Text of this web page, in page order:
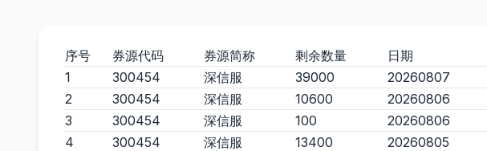
序号 券源代码 券源简称 剩余数量
日期
1
300454 深信服 39000
20260807
2
300454 深信服 10600
20260806
3
300454 深信服 100
20260806
4
300454 深信服 13400
20260805